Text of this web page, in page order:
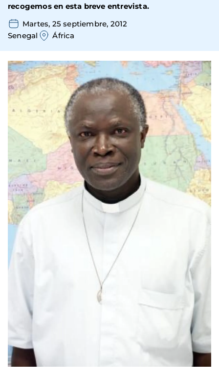
recogemos en esta breve entrevista.
Martes, 25 septiembre, 2012
Senegal
África